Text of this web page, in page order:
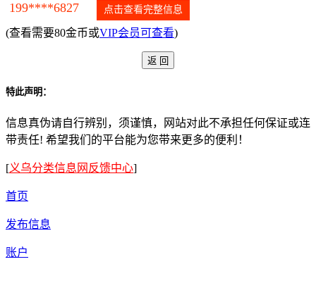
199****6827 点击查看完整信息
(查看需要80金币或VIP会员可查看)
特此声明：
信息真伪请自行辨别，须谨慎，网站对此不承担任何保证或连
带责任! 希望我们的平台能为您带来更多的便利！
[义乌分类信息网反馈中心]
首页
发布信息
账户